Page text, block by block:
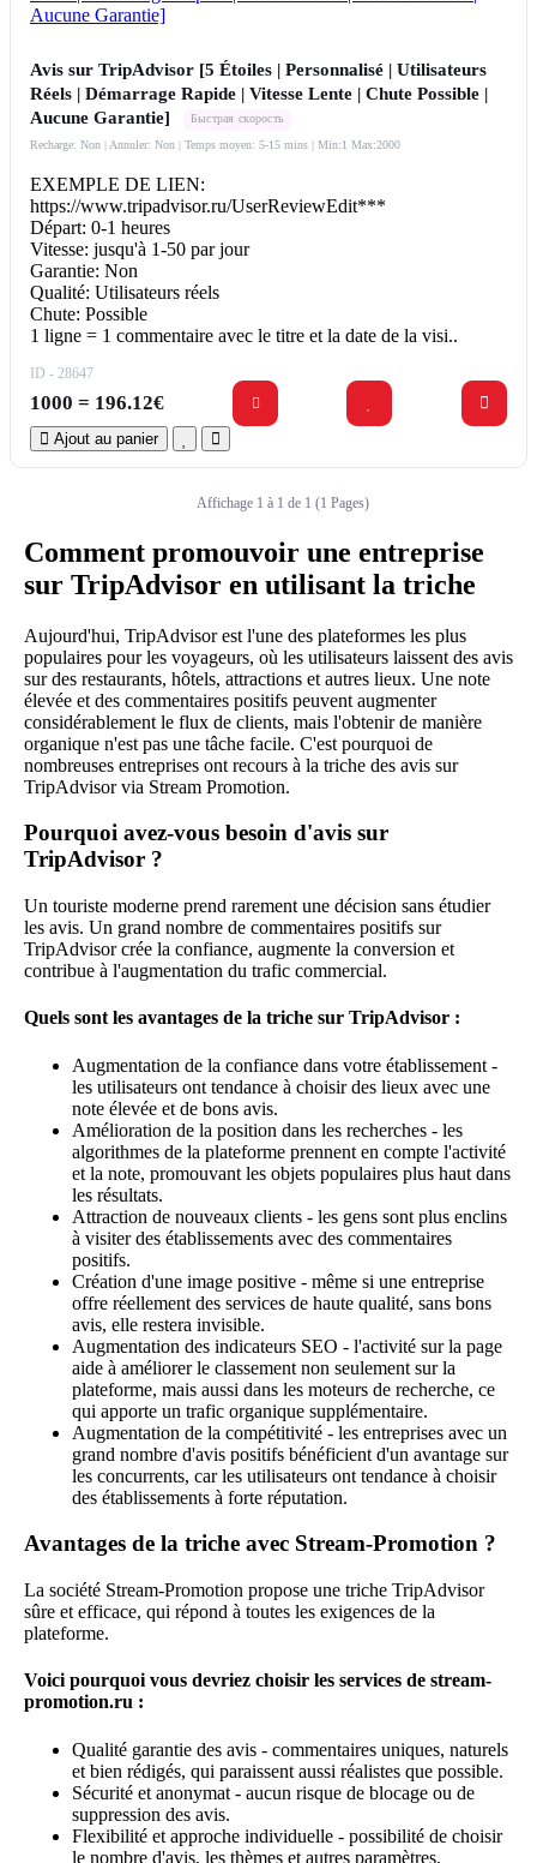
Avis sur TripAdvisor [5 Étoiles | Personnalisé | Utilisateurs
Réels | Démarrage Rapide | Vitesse Lente | Chute Possible |
Aucune Garantie]
Быстрая скорость
Recharge: Non | Annuler: Non | Temps moyen: 5-15 mins | Min:1 Max:2000
EXEMPLE DE LIEN:
https://www.tripadvisor.ru/UserReviewEdit***
Départ: 0-1 heures
Vitesse: jusqu'à 1-50 par jour
Garantie: Non
Qualité: Utilisateurs réels
Chute: Possible
1 ligne = 1 commentaire avec le titre et la date de la visi..
ID - 28647
1000 = 196.12€
Ajout au panier
Affichage 1 à 1 de 1 (1 Pages)
Comment promouvoir une entreprise
sur TripAdvisor en utilisant la triche
Aujourd'hui, TripAdvisor est l'une des plateformes les plus
populaires pour les voyageurs, où les utilisateurs laissent des avis
sur des restaurants, hôtels, attractions et autres lieux. Une note
élevée et des commentaires positifs peuvent augmenter
considérablement le flux de clients, mais l'obtenir de manière
organique n'est pas une tâche facile. C'est pourquoi de
nombreuses entreprises ont recours à la triche des avis sur
TripAdvisor via Stream Promotion.
Pourquoi avez-vous besoin d'avis sur
TripAdvisor ?
Un touriste moderne prend rarement une décision sans étudier
les avis. Un grand nombre de commentaires positifs sur
TripAdvisor crée la confiance, augmente la conversion et
contribue à l'augmentation du trafic commercial.
Quels sont les avantages de la triche sur TripAdvisor :
Augmentation de la confiance dans votre établissement -
les utilisateurs ont tendance à choisir des lieux avec une
note élevée et de bons avis.
Amélioration de la position dans les recherches - les
algorithmes de la plateforme prennent en compte l'activité
et la note, promouvant les objets populaires plus haut dans
les résultats.
Attraction de nouveaux clients - les gens sont plus enclins
à visiter des établissements avec des commentaires
positifs.
Création d'une image positive - même si une entreprise
offre réellement des services de haute qualité, sans bons
avis, elle restera invisible.
Augmentation des indicateurs SEO - l'activité sur la page
aide à améliorer le classement non seulement sur la
plateforme, mais aussi dans les moteurs de recherche, ce
qui apporte un trafic organique supplémentaire.
Augmentation de la compétitivité - les entreprises avec un
grand nombre d'avis positifs bénéficient d'un avantage sur
les concurrents, car les utilisateurs ont tendance à choisir
des établissements à forte réputation.
Avantages de la triche avec Stream-Promotion ?
La société Stream-Promotion propose une triche TripAdvisor
sûre et efficace, qui répond à toutes les exigences de la
plateforme.
Voici pourquoi vous devriez choisir les services de stream-
promotion.ru :
Qualité garantie des avis - commentaires uniques, naturels
et bien rédigés, qui paraissent aussi réalistes que possible.
Sécurité et anonymat - aucun risque de blocage ou de
suppression des avis.
Flexibilité et approche individuelle - possibilité de choisir
le nombre d'avis, les thèmes et autres paramètres.